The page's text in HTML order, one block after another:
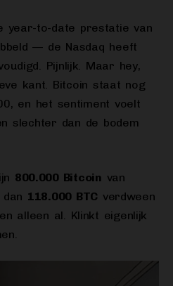
year-to-date prestatie van
— de Nasdaq heeft
Pijnlijk. Maar hey,
kant. Bitcoin staat nog
en het sentiment voelt
slechter dan de bodem
800.000 Bitcoin van
118.000 BTC verdween
alleen al. Klinkt eigenlijk